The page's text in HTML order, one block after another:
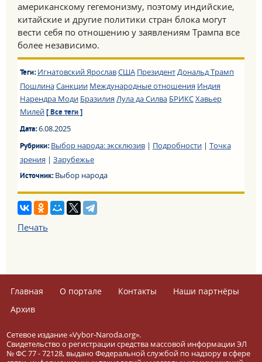
американскому гегемонизму, поэтому индийские,
китайские и другие политики стран блока могут
вести себя по отношению у заявлениям Трампа все
более независимо.
Теги: Игнатовский ЯрославСША ПрезидентДональд Трамп
ПошлинаСанкции Международные отношения Индия
Нарендра Моди Бразилия Лула да Силва БРИКСХавьер
Милей [ Все теги ]
Дата:6.08.2025
Рубрики:Выбор народа: эксклюзив| Подробности| Точка
зрения | Зарубежье
Источник:Выбор народа
Печать
Главная О портале Контакты
Наши партнёры
Архив
Сетевое издание «Vybor-Naroda.org».
Свидетельство о регистрации средства массовой информации ЭЛ
№ ФС 77 - 72128, выдано Федеральной службой по надзору в сфере